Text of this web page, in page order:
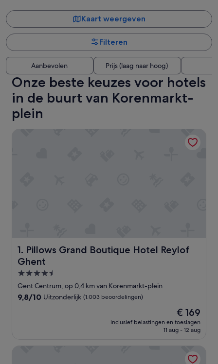
Kaart weergeven
Filteren
Aanbevolen Prijs (laag naar hoog)
Onze beste keuzes voor hotels
in de buurt van Korenmarkt-
plein
1. Pillows Grand Boutique Hotel Reylof
Ghent
Pillows Grand Boutique Hotel Reylof Ghent
4.5-
sterrenaccommodatie
Gent Centrum, op 0,4 km van Korenmarkt-plein
9.8
9,8/10 Uitzonderlijk (1.003 beoordelingen)
De
prijs
is
€ 169
inclusief belastingen en toeslagen
11 aug - 12 aug